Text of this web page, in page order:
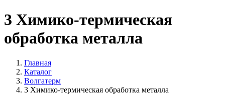
3 Химико-термическая
обработка металла
Главная
Каталог
Волгатерм
3 Химико-термическая обработка металла